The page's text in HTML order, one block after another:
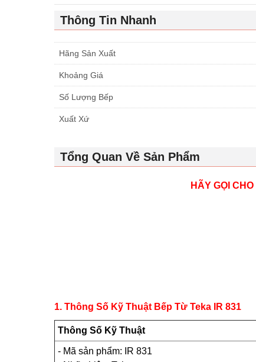
Thông Tin Nhanh
Hãng Sản Xuất
Khoảng Giá
Số Lượng Bếp
Xuất Xứ
Tổng Quan Về Sản Phẩm
HÃY GỌI
1. Thông Số Kỹ Thuật Bếp Từ Teka IR 831
Thông Số Kỹ Thuật
- Mã sản phẩm: IR 831